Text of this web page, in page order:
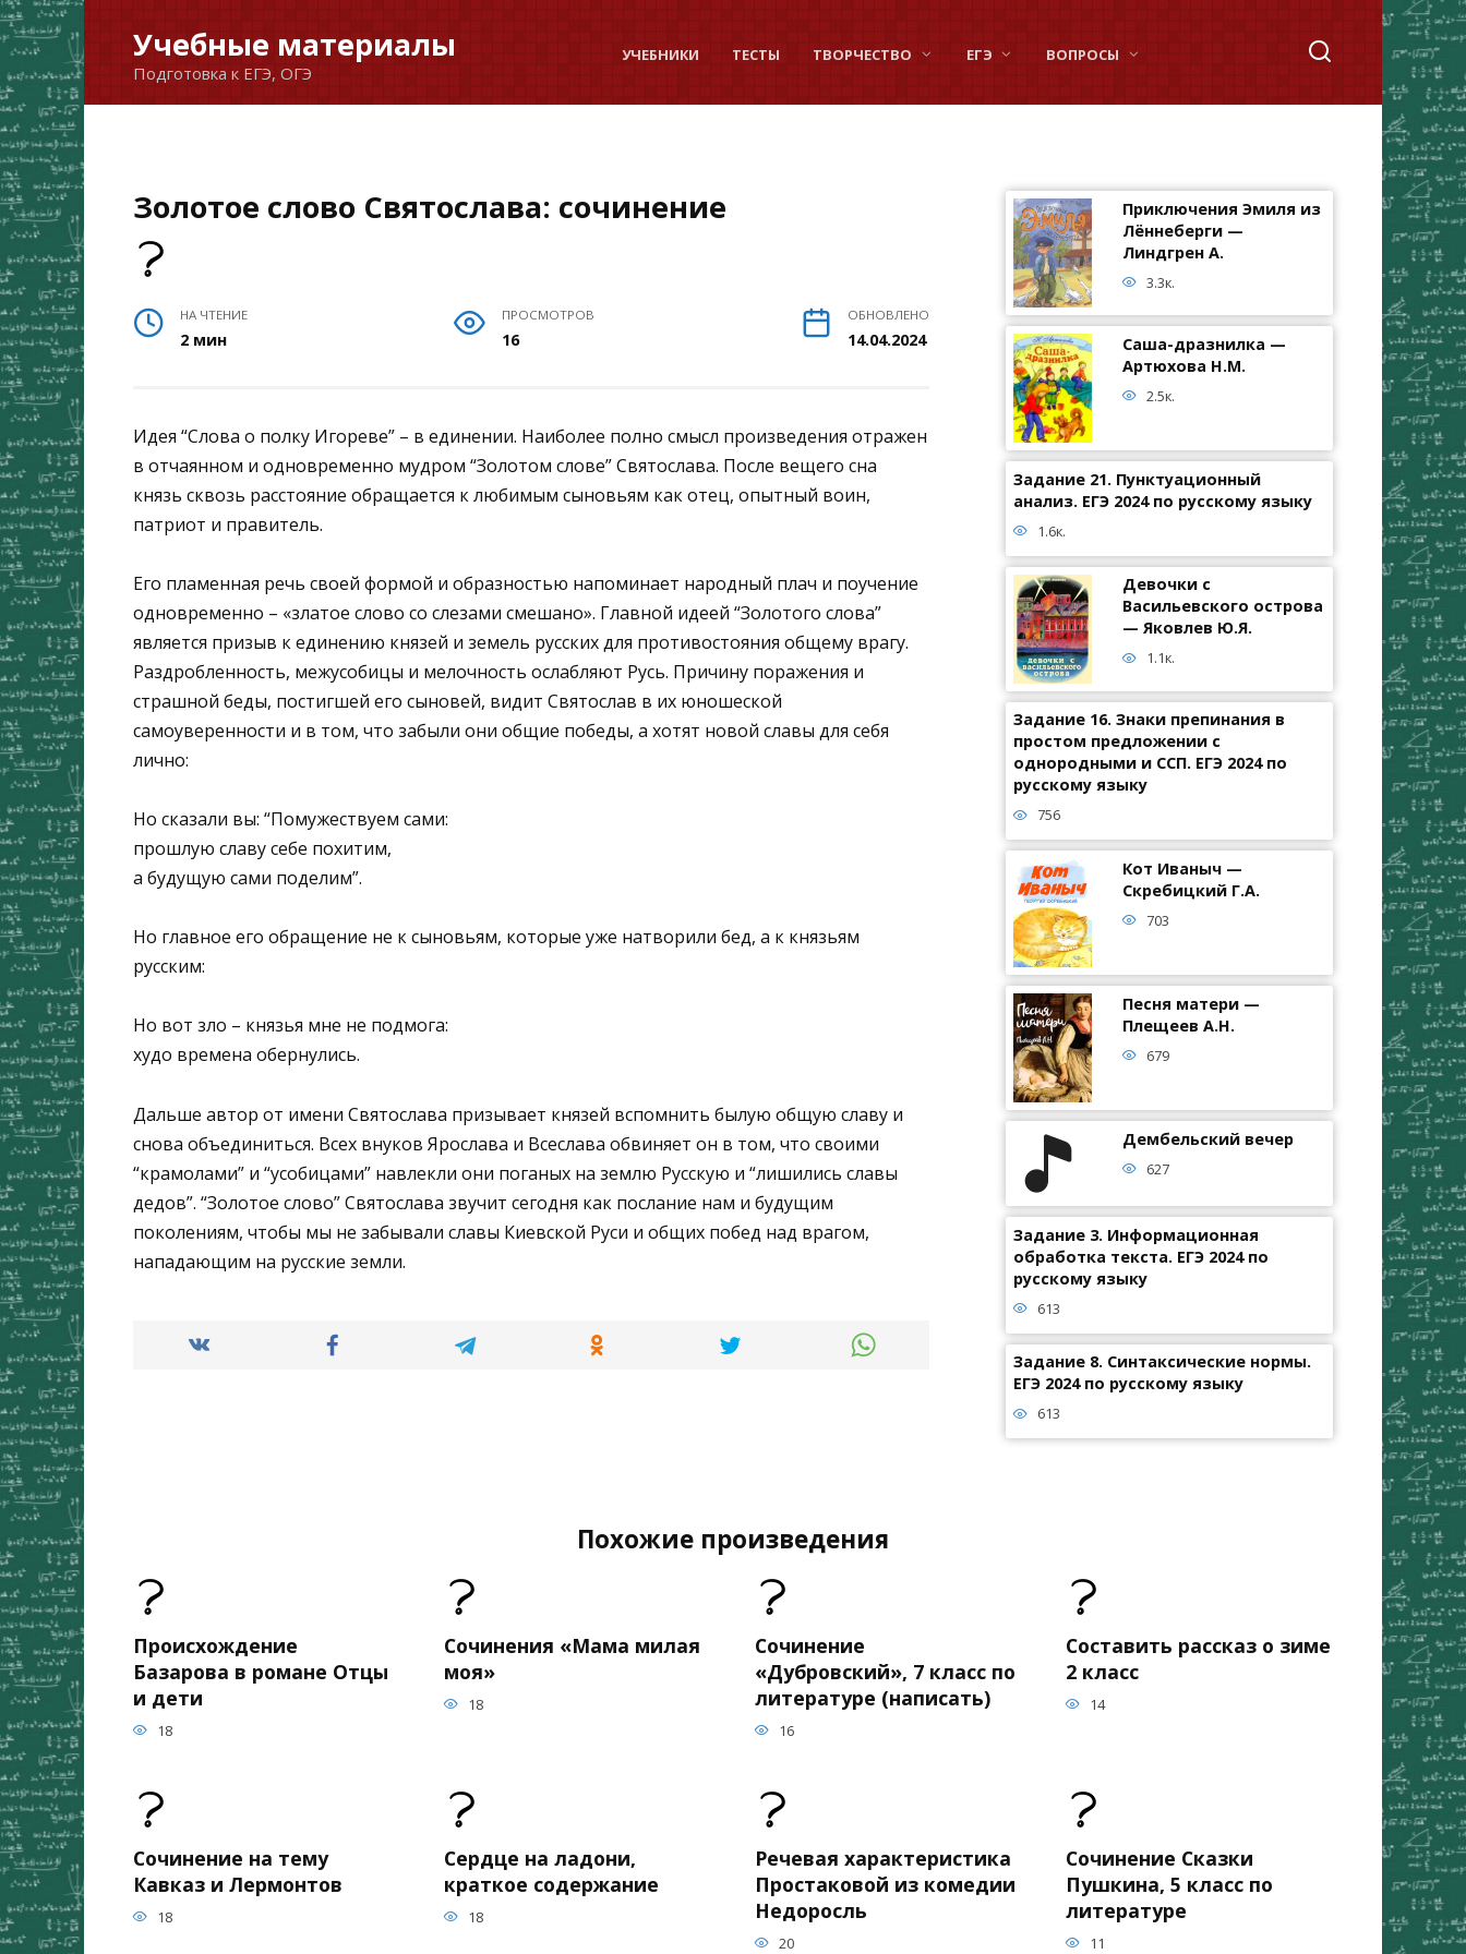
Перейти
к
содержанию
Учебные материалы
Подготовка к ЕГЭ, ОГЭ
УЧЕБНИКИ ТЕСТЫ ТВОРЧЕСТВО ЕГЭ ВОПРОСЫ
Золотое слово Святослава: сочинение
НА ЧТЕНИЕ
2 мин
ПРОСМОТРОВ
16
ОБНОВЛЕНО
14.04.2024
Идея “Слова о полку Игореве” – в единении. Наиболее полно смысл произведения отражен
в отчаянном и одновременно мудром “Золотом слове” Святослава. После вещего сна
князь сквозь расстояние обращается к любимым сыновьям как отец, опытный воин,
патриот и правитель.
Его пламенная речь своей формой и образностью напоминает народный плач и поучение
одновременно – «златое слово со слезами смешано». Главной идеей “Золотого слова”
является призыв к единению князей и земель русских для противостояния общему врагу.
Раздробленность, межусобицы и мелочность ослабляют Русь. Причину поражения и
страшной беды, постигшей его сыновей, видит Святослав в их юношеской
самоуверенности и в том, что забыли они общие победы, а хотят новой славы для себя
лично:
Но сказали вы: “Помужествуем сами:
прошлую славу себе похитим,
а будущую сами поделим”.
Но главное его обращение не к сыновьям, которые уже натворили бед, а к князьям
русским:
Но вот зло – князья мне не подмога:
худо времена обернулись.
Дальше автор от имени Святослава призывает князей вспомнить былую общую славу и
снова объединиться. Всех внуков Ярослава и Всеслава обвиняет он в том, что своими
“крамолами” и “усобицами” навлекли они поганых на землю Русскую и “лишились славы
дедов”. “Золотое слово” Святослава звучит сегодня как послание нам и будущим
поколениям, чтобы мы не забывали славы Киевской Руси и общих побед над врагом,
нападающим на русские земли.
Приключения Эмиля из
Лённеберги —
Линдгрен А.
3.3к.
Саша-дразнилка —
Артюхова Н.М.
2.5к.
Задание 21. Пунктуационный
анализ. ЕГЭ 2024 по русскому языку
1.6к.
Девочки с
Васильевского острова
— Яковлев Ю.Я.
1.1к.
Задание 16. Знаки препинания в
простом предложении с
однородными и ССП. ЕГЭ 2024 по
русскому языку
756
Кот Иваныч —
Скребицкий Г.А.
703
Песня матери —
Плещеев А.Н.
679
Дембельский вечер
627
Задание 3. Информационная
обработка текста. ЕГЭ 2024 по
русскому языку
613
Задание 8. Синтаксические нормы.
ЕГЭ 2024 по русскому языку
613
Похожие произведения
Происхождение
Базарова в романе Отцы
и дети
18
Сочинения «Мама милая
моя»
18
Сочинение
«Дубровский», 7 класс по
литературе (написать)
16
Составить рассказ о зиме
2 класс
14
Сочинение на тему
Кавказ и Лермонтов
18
Сердце на ладони,
краткое содержание
18
Речевая характеристика
Простаковой из комедии
Недоросль
20
Сочинение Сказки
Пушкина, 5 класс по
литературе
11